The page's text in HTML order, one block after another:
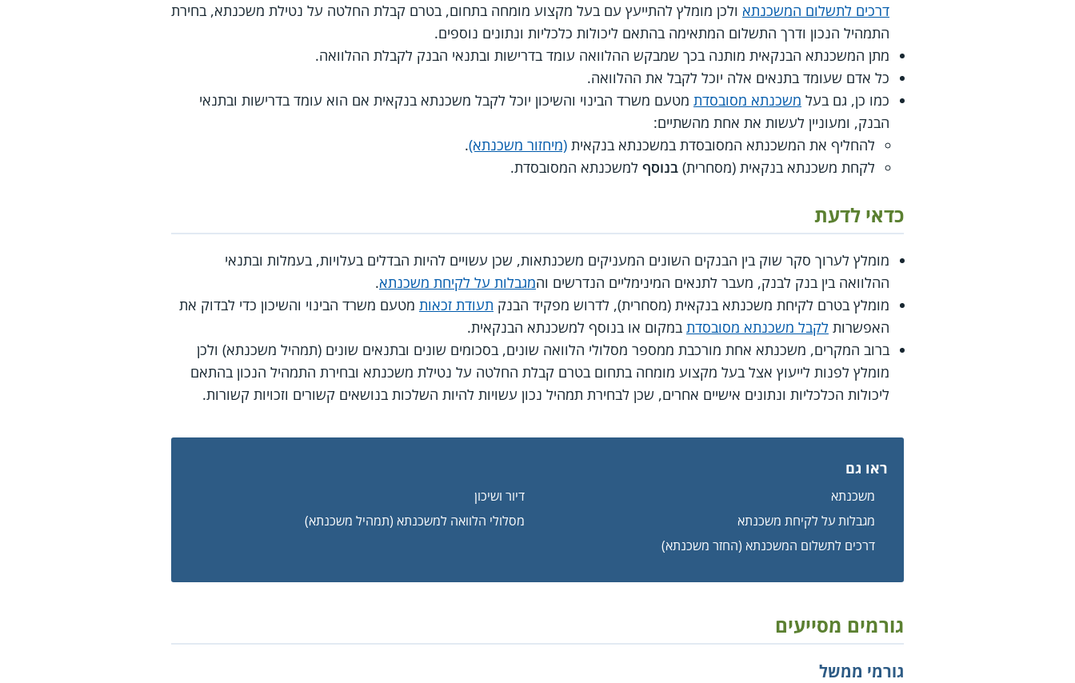
דרכים לתשלום המשכנתא ולכן מומלץ להתייעץ עם בעל מקצוע מומחה בתחום, בטרם קבלת החלטה על נטילת משכנתא, בחירת
התמהיל הנכון ודרך התשלום המתאימה בהתאם ליכולות כלכליות ונתונים נוספים.
מתן המשכנתא הבנקאית מותנה בכך שמבקש ההלוואה עומד בדרישות ובתנאי הבנק לקבלת ההלוואה.
כל אדם שעומד בתנאים אלה יוכל לקבל את ההלוואה.
כמו כן, גם בעל משכנתא מסובסדת מטעם משרד הבינוי והשיכון יוכל לקבל משכנתא בנקאית אם הוא עומד בדרישות ובתנאי
הבנק, ומעוניין לעשות את אחת מהשתיים:
להחליף את המשכנתא המסובסדת במשכנתא בנקאית (מיחזור משכנתא).
לקחת משכנתא בנקאית (מסחרית) בנוסף למשכנתא המסובסדת.
כדאי לדעת
מומלץ לערוך סקר שוק בין הבנקים השונים המעניקים משכנתאות, שכן עשויים להיות הבדלים בעלויות, בעמלות ובתנאי
ההלוואה בין בנק לבנק, מעבר לתנאים המינימליים הנדרשים והמגבלות על לקיחת משכנתא.
מומלץ בטרם לקיחת משכנתא בנקאית (מסחרית), לדרוש מפקיד הבנק תעודת זכאות מטעם משרד הבינוי והשיכון כדי לבדוק את
האפשרות לקבל משכנתא מסובסדת במקום או בנוסף למשכנתא הבנקאית.
ברוב המקרים, משכנתא אחת מורכבת ממספר מסלולי הלוואה שונים, בסכומים שונים ובתנאים שונים (תמהיל משכנתא) ולכן
מומלץ לפנות לייעוץ אצל בעל מקצוע מומחה בתחום בטרם קבלת החלטה על נטילת משכנתא ובחירת התמהיל הנכון בהתאם
ליכולות הכלכליות ונתונים אישיים אחרים, שכן לבחירת תמהיל נכון עשויות להיות השלכות בנושאים קשורים וזכויות קשורות.
ראו גם
משכנתא
דיור ושיכון
מגבלות על לקיחת משכנתא
מסלולי הלוואה למשכנתא (תמהיל משכנתא)
דרכים לתשלום המשכנתא (החזר משכנתא)
גורמים מסייעים
גורמי ממשל